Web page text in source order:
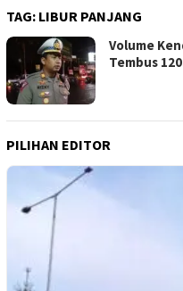
TAG: LIBUR PANJANG
Volume
Tembus
PILIHAN EDITOR